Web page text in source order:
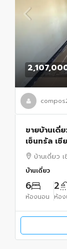
ขายบ้านเดี่
เซ็นทรัล เชี
บ้านเดี่ยว
บ้านเดี่ยว
6
ห้องนอน
2
ห้อง